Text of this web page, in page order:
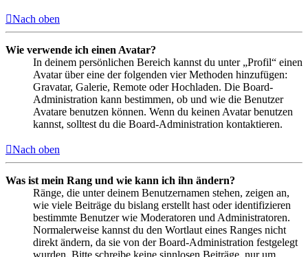
Nach oben
Wie verwende ich einen Avatar?
In deinem persönlichen Bereich kannst du unter „Profil“ einen
Avatar über eine der folgenden vier Methoden hinzufügen:
Gravatar, Galerie, Remote oder Hochladen. Die Board-
Administration kann bestimmen, ob und wie die Benutzer
Avatare benutzen können. Wenn du keinen Avatar benutzen
kannst, solltest du die Board-Administration kontaktieren.
Nach oben
Was ist mein Rang und wie kann ich ihn ändern?
Ränge, die unter deinem Benutzernamen stehen, zeigen an,
wie viele Beiträge du bislang erstellt hast oder identifizieren
bestimmte Benutzer wie Moderatoren und Administratoren.
Normalerweise kannst du den Wortlaut eines Ranges nicht
direkt ändern, da sie von der Board-Administration festgelegt
wurden. Bitte schreibe keine sinnlosen Beiträge, nur um